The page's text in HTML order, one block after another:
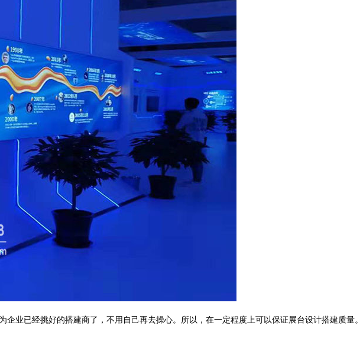
业已经挑好的搭建商了，不用自己再去操心。所以，在一定程度上可以保证展台设计搭建质量。